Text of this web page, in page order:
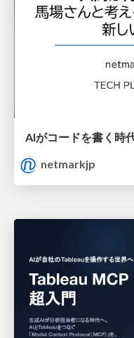
netmarkjp